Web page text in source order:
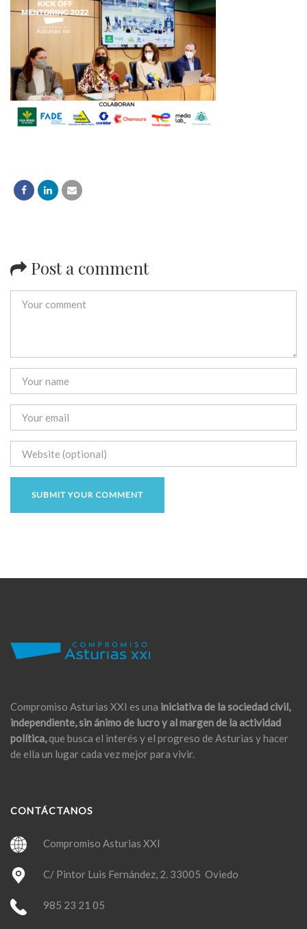
Post a comment
Compromiso Asturias XXI es una iniciativa de la sociedad civil,
independiente, sin ánimo de lucro y al margen de la actividad
política,que busca el interés y el progreso de Asturias y hacer
de ella un lugar cada vez mejor para vivir.
CONTÁCTANOS
Compromiso Asturias XXI
C/ Pintor Luis Fernández, 2. 33005 Oviedo
985 23 21 05